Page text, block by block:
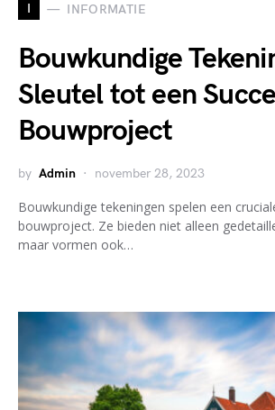
I INFORMATIE
Bouwkundige
Sleutel tot een
Bouwproject
by Admin november 28, 2023
Bouwkundige tekeningen spelen een
bouwproject. Ze bieden niet alleen
maar vormen ook…